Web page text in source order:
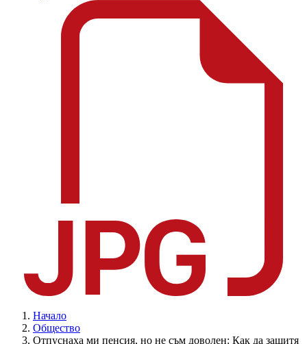
Начало
Общество
Отпуснаха ми пенсия, но не съм доволен: Как да защитя